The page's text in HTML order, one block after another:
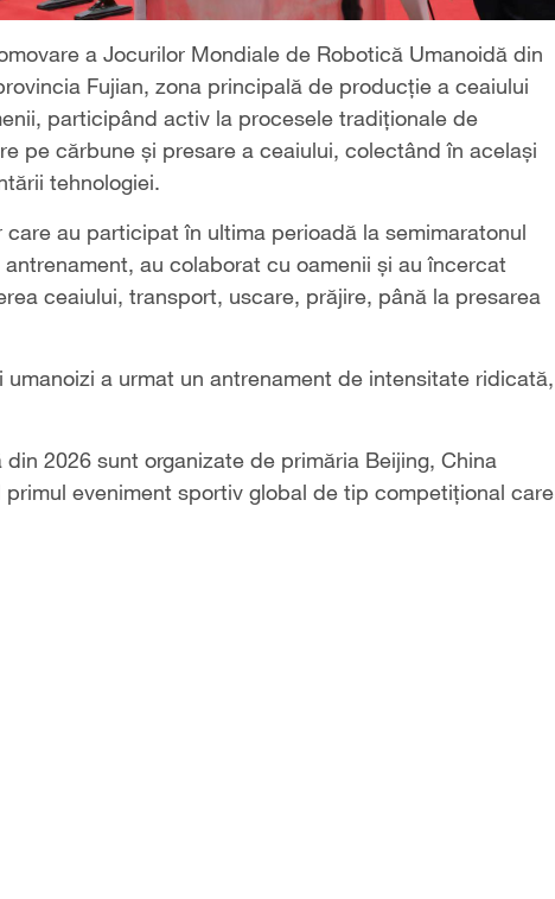
a Jocurilor Mondiale de Robotică Umanoidă din
Fujian, zona principală de producție a ceaiului
participând activ la procesele tradiționale de
pe cărbune și presare a ceaiului, colectând în același
tehnologiei.
au participat în ultima perioadă la semimaratonul
au colaborat cu oamenii și au încercat
ceaiului, transport, uscare, prăjire, până la presarea
a urmat un antrenament de intensitate ridicată,
2026 sunt organizate de primăria Beijing, China
eveniment sportiv global de tip competițional care